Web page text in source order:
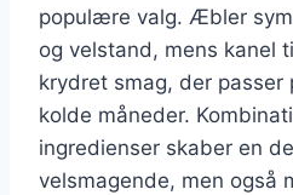
populære valg. Æbler
og velstand, mens kanel
krydret smag, der
kolde måneder.
ingredienser skaber en
velsmagende, men også